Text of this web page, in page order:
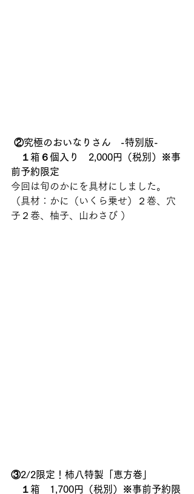
②究極のおいなりさん　-特別版-
１箱６個入り　2,000円（税別）※事
前予約限定
今回は旬のかにを具材にしました。
（具材：かに（いくら乗せ）２巻、穴
子２巻、柚子、山わさび ）
③2/2限定！柿八特製「恵方巻」
１箱　1,700円（税別）※事前予約限